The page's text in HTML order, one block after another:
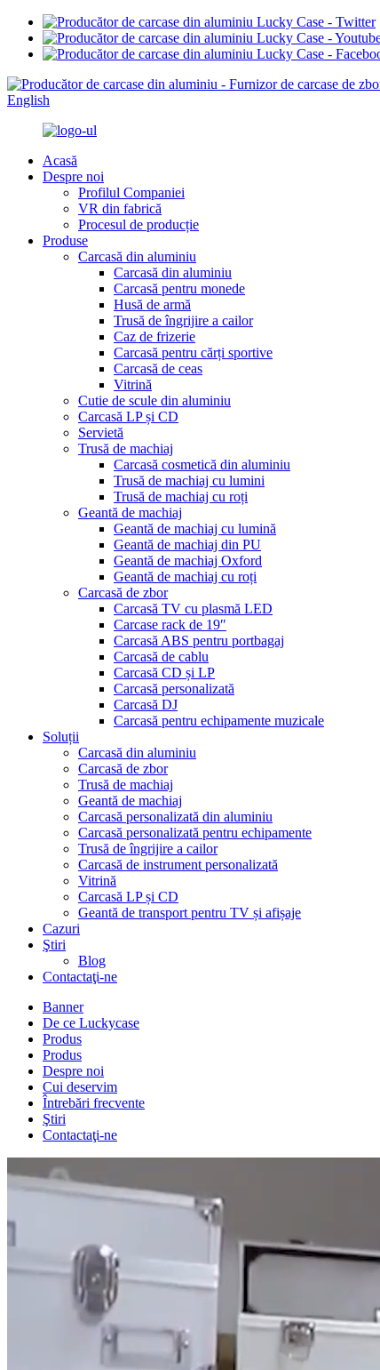
English
Acasă
Despre noi
Profilul Companiei
VR din fabrică
Procesul de producție
Produse
Carcasă din aluminiu
Carcasă din aluminiu
Carcasă pentru monede
Husă de armă
Trusă de îngrijire a cailor
Caz de frizerie
Carcasă pentru cărți sportive
Carcasă de ceas
Vitrină
Cutie de scule din aluminiu
Carcasă LP și CD
Servietă
Trusă de machiaj
Carcasă cosmetică din aluminiu
Trusă de machiaj cu lumini
Trusă de machiaj cu roți
Geantă de machiaj
Geantă de machiaj cu lumină
Geantă de machiaj din PU
Geantă de machiaj Oxford
Geantă de machiaj cu roți
Carcasă de zbor
Carcasă TV cu plasmă LED
Carcase rack de 19″
Carcasă ABS pentru portbagaj
Carcasă de cablu
Carcasă CD și LP
Carcasă personalizată
Carcasă DJ
Carcasă pentru echipamente muzicale
Soluții
Carcasă din aluminiu
Carcasă de zbor
Trusă de machiaj
Geantă de machiaj
Carcasă personalizată din aluminiu
Carcasă personalizată pentru echipamente
Trusă de îngrijire a cailor
Carcasă de instrument personalizată
Vitrină
Carcasă LP și CD
Geantă de transport pentru TV și afișaje
Cazuri
Ştiri
Blog
Contactaţi-ne
Banner
De ce Luckycase
Produs
Produs
Despre noi
Cui deservim
Întrebări frecvente
Ştiri
Contactaţi-ne